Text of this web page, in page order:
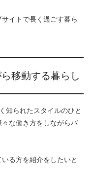
イトで長く過ごす暮ら
移動する暮らし
知られたスタイルのひと
な働き方をしながらバ
る方を紹介をしたいと